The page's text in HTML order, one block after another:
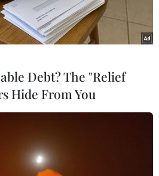
USD áp dụng ngày 10/1
giảm 7 đồng/USD so với
và BIDV cùng niêm
USD (mua vào/bán ra).
so với chốt phiên trước./.
Debt? The "Relief
Hide From You